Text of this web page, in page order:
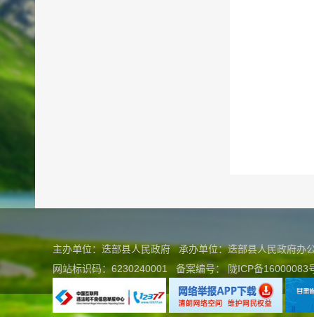
主办单位：迭部县人民政府 承办单位：迭部县人民政府
网站标识码：6230240001
备案编号： 陇ICP备16000083